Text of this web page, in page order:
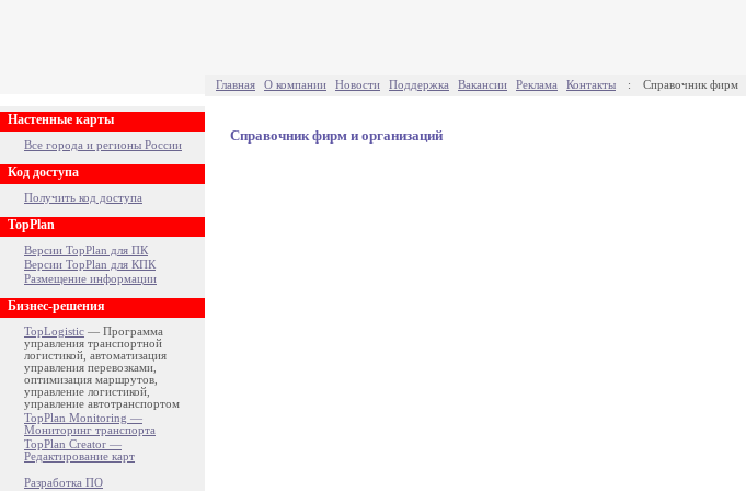
Главная О компании Новости Поддержка Вакансии Реклама Контакты : Справочник фирм
Настенные карты
Все города и регионы России
Код доступа
Получить код доступа
TopPlan
Версии TopPlan для ПК
Версии TopPlan для КПК
Размещение информации
Бизнес-решения
TopLogistic — Программа
управления транспортной
логистикой, автоматизация
управления перевозками,
оптимизация маршрутов,
управление логистикой,
управление автотранспортом
TopPlan Monitoring —
Мониторинг транспорта
TopPlan Creator —
Редактирование карт
Разработка ПО
Справочник фирм и организаций